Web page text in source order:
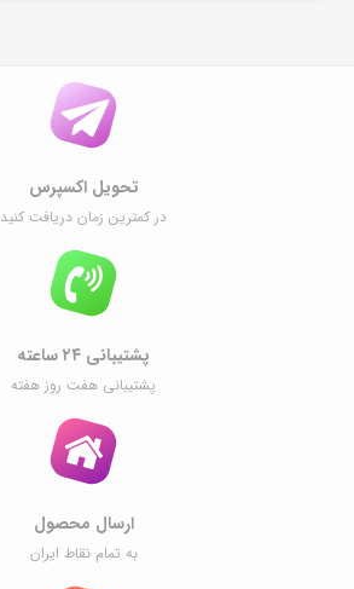
تحویل اکسپرس
در کمترین زمان دریافت کنید
پشتیبانی ۲۴ ساعته
پشتیبانی هفت روز هفته
ارسال محصول
به تمام نقاط ایران